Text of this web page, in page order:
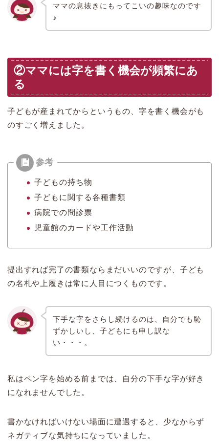
ママの息抜きにもってこいの趣味なのです
♪
②ママには字を書く機会が頻繁にあ
る
子どもが産まれてからというもの、字を書く機会がも
のすごく増えました。
子どもの持ち物
子どもに関する各種書類
病院での問診票
児童館のカードや工作活動
提出すれば完了の書類ならまだいいのですが、子ども
の名札や上履きは常に人目につくものです。
下手な字をさらし続けるのは、自分でも恥
ずかしいし、子どもにも申し訳な
い・・・。
私はペン字を始める前までは、自分の下手な字が好き
になれませんでした。
書かなければいけない場面に遭遇すると、少なからず
ネガティブな気持ちになっていました。